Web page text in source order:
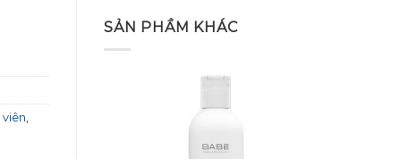
SẢN PHẦM KHÁC
viên